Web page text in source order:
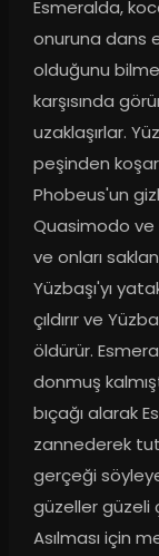
Esmeralda,
onuruna dans
olduğunu
karşısında
uzaklaşırlar.
peşinden
Phobeus'un
Quasimodo
ve onları
Yüzbaşı'yı
çıldırır ve
öldürür.
donmuş
bıçağı alarak
zannederek
gerçeği
güzeller güzeli
Asılması için